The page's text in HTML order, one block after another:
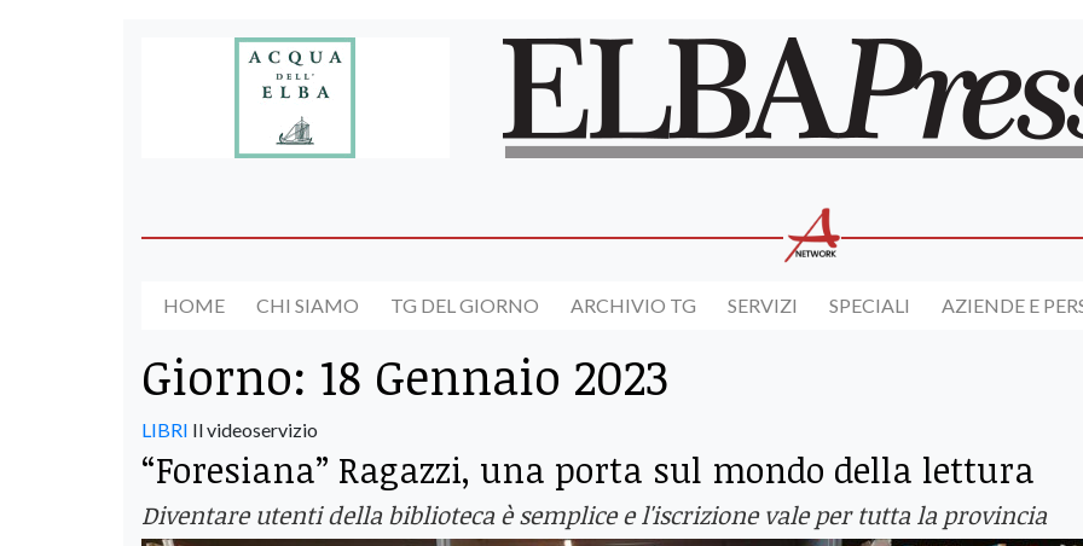
HOME CHI SIAMO TG DEL GIORNO ARCHIVIO TG SERVIZI SPECIALI AZIENDE E
Giorno: 18 Gennaio 2023
LIBRI Il videoservizio
“Foresiana” Ragazzi, una porta sul mondo della lettura
Diventare utenti della biblioteca è semplice e l'iscrizione vale per tutta la provincia